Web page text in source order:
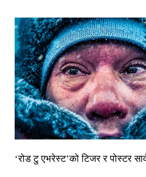
‘रोड टु एभरेस्ट’को टिजर र पोस्टर